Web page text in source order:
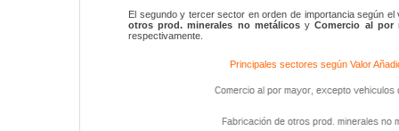
El segundo y tercer sector en orden de importancia según
otros prod. minerales no metálicosyComercio al por
respectivamente.
Principales sectores según Valor Añadido